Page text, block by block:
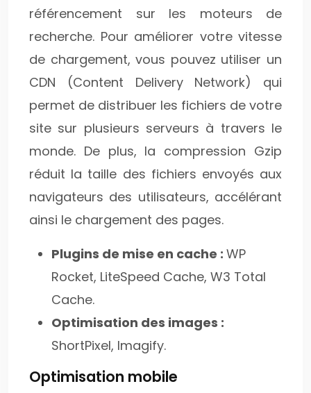
référencement sur les moteurs de
recherche. Pour améliorer votre vitesse
de chargement, vous pouvez utiliser un
CDN (Content Delivery Network) qui
permet de distribuer les fichiers de votre
site sur plusieurs serveurs à travers le
monde. De plus, la compression Gzip
réduit la taille des fichiers envoyés aux
navigateurs des utilisateurs, accélérant
ainsi le chargement des pages.
Plugins de mise en cache : WP
Rocket, LiteSpeed Cache, W3 Total
Cache.
Optimisation des images :
ShortPixel, Imagify.
Optimisation mobile